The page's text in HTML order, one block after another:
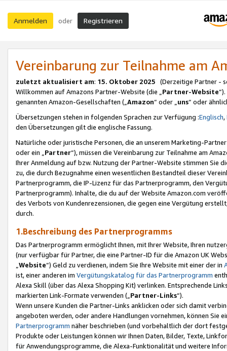
Anmelden oder Registrieren
Vereinbarung zur Teilnahme am
zuletzt aktualisiert am: 15. Oktober 2025 (Derzeitige Partner -
Willkommen auf Amazons Partner-Website (die „Partner-Website
genannten Amazon-Gesellschaften („Amazon“ oder „uns“ oder
Übersetzungen stehen in folgenden Sprachen zur Verfügung :Englisch,
den Übersetzungen gilt die englische Fassung.
Natürliche oder juristische Personen, die an unserem Marketing-
oder ein „Partner“), müssen die Vereinbarung zur Teilnahme am
Ihrer Anmeldung auf bzw. Nutzung der Partner-Website stimmen Sie
zu, die durch Bezugnahme einen wesentlichen Bestandteil dieser
Partnerprogramm, die IP-Lizenz für das Partnerprogramm, den
Partnerprogramm). Inhalte, die du auf der Website Amazon.com
des Verbots von Kundenrezensionen, die gegen eine Vergütung
durch.
1.Beschreibung des Partnerprogramms
Das Partnerprogramm ermöglicht Ihnen, mit Ihrer Website, Ihren
(nur verfügbar für Partner, die eine Partner-ID für die Amazon UK
Website“) Geld zu verdienen, indem Sie Ihre Website mit einer der in
ist, einer anderen im Vergütungskatalog für das Partnerprogramm
Alexa Skill (über das Alexa Shopping Kit) verlinken. Entsprechende
markierten Link-Formate verwenden („ Partner-Links“).
Wenn unsere Kunden die Partner-Links anklicken oder sich damit
angeboten werden, oder andere Handlungen vornehmen, können Sie
Partnerprogramm näher beschrieben (und vorbehaltlich der dort
Produkte oder Leistungen können wir Ihnen Daten, Bilder, Texte,
für Anwendungsprogramme, die Alexa-Funktionalität und weitere